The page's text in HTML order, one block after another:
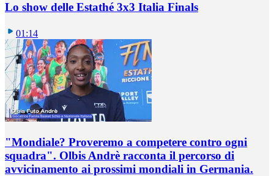
Lo show delle Estathé 3x3 Italia Finals
01:14
"Mondiale? Proveremo a competere contro ogni
squadra". Olbis Andrè racconta il percorso di
avvicinamento ai prossimi mondiali in Germania.